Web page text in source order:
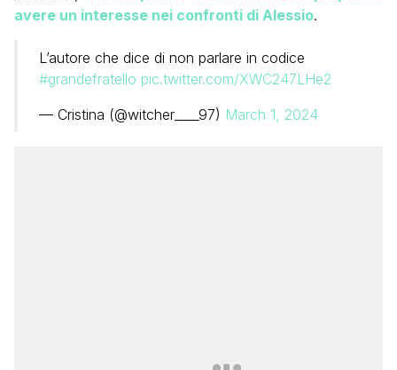
avere un interesse nei confronti di Alessio.
L’autore che dice di non parlare in codice
#grandefratello pic.twitter.com/XWC247LHe2
— Cristina (@witcher____97) March 1, 2024